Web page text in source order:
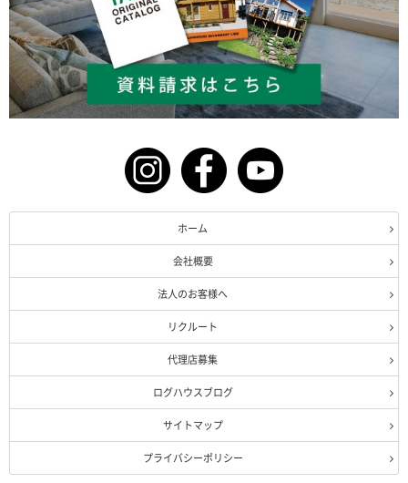
ホーム
会社概要
法人のお客様へ
リクルート
代理店募集
ログハウスブログ
サイトマップ
プライバシーポリシー